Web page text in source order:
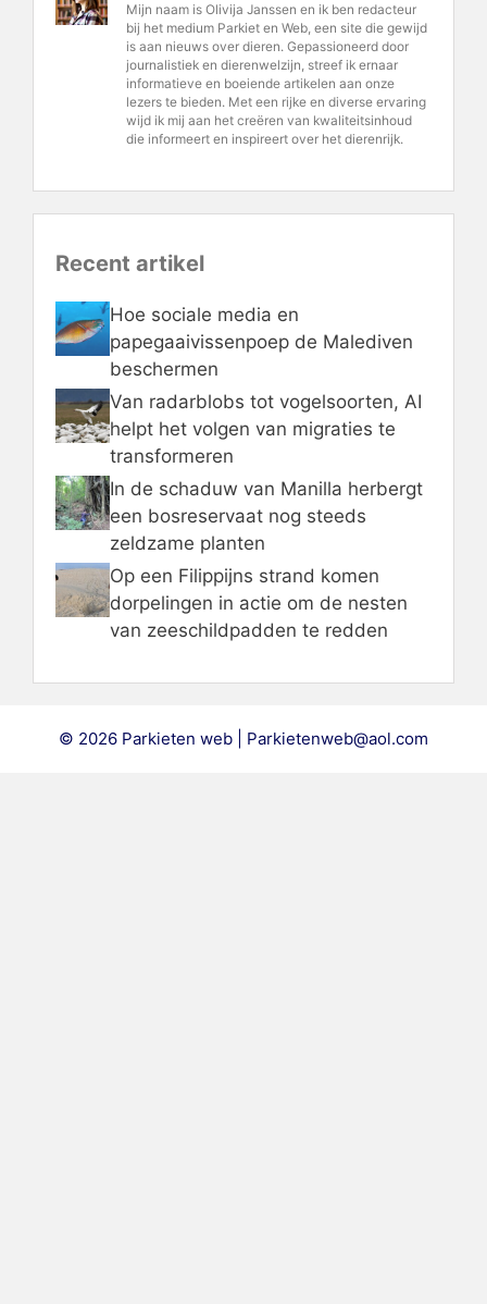
Mijn naam is Olivija Janssen en ik ben redacteur
bij het medium Parkiet en Web, een site die gewijd
is aan nieuws over dieren. Gepassioneerd door
journalistiek en dierenwelzijn, streef ik ernaar
informatieve en boeiende artikelen aan onze
lezers te bieden. Met een rijke en diverse ervaring
wijd ik mij aan het creëren van kwaliteitsinhoud
die informeert en inspireert over het dierenrijk.
Recent artikel
Hoe sociale media en
papegaaivissenpoep de Malediven
beschermen
Van radarblobs tot vogelsoorten, AI
helpt het volgen van migraties te
transformeren
In de schaduw van Manilla herbergt
een bosreservaat nog steeds
zeldzame planten
Op een Filippijns strand komen
dorpelingen in actie om de nesten
van zeeschildpadden te redden
© 2026 Parkieten web | Parkietenweb@aol.com